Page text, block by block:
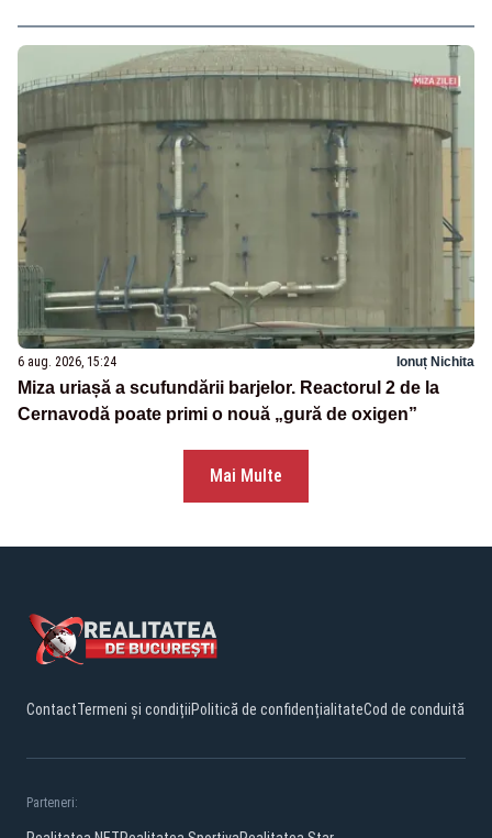
6 aug. 2026, 15:24 Ionuț Nichita
Miza uriașă a scufundării barjelor. Reactorul 2 de la
Cernavodă poate primi o nouă „gură de oxigen”
Mai Multe
ContactTermeni și condițiiPolitică de confidențialitateCod de conduită
Parteneri: